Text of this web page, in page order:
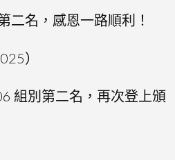
二名，感恩一路順利！
）
組別第二名，再次登上頒